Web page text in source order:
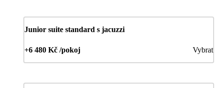
Junior suite standard s jacuzzi
+6 480 Kč /pokoj Vybrat